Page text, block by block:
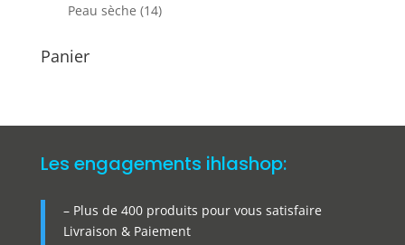
Peau sèche (14)
Panier
Les engagements ihlashop:
– Plus de 400 produits pour vous satisfaire
Livraison & Paiement